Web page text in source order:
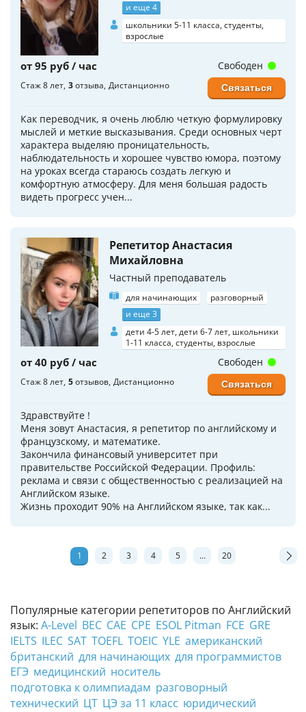
Популярные категории репетиторов по Английский
язык: A-Level BEC CAE CPE ESOL Pitman FCE GRE
IELTS ILEC SAT TOEFL TOEIC YLE американский
британский для начинающих для программистов
ЕГЭ медицинский носитель
подготовка к олимпиадам разговорный
технический ЦТ ЦЭ за 11 класс юридический
и еще 4
школьники 5-11 класса, студенты,
взрослые
от 95 руб / час
Стаж 8 лет 3отзыва Дистанционно
Как переводчик, я очень люблю четкую формулировку
мыслей и меткие высказывания. Среди основных черт
характера выделяю проницательность,
наблюдательность и хорошее чувство юмора, поэтому
на уроках всегда стараюсь создать легкую и
комфортную атмосферу. Для меня большая радость
видеть прогресс учен...
Свободен
Связаться
Репетитор Анастасия
Михайловна
Частный преподаватель
для начинающих
разговорный
и еще 3
дети 4-5 лет, дети 6-7 лет, школьники
1-11 класса, студенты, взрослые
от 40 руб / час
Стаж 8 лет 5отзывов Дистанционно
Здравствуйте !
Меня зовут Анастасия, я репетитор по английскому и
французскому, и математике.
Закончила финансовый университет при
правительстве Российской Федерации. Профиль:
реклама и связи с общественностью с реализацией на
Английском языке.
Жизнь проходит 90% на Английском языке, так как...
Свободен
Связаться
1 2 3 4 5 ... 20